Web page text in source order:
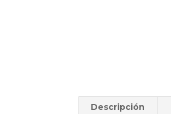
Descripción